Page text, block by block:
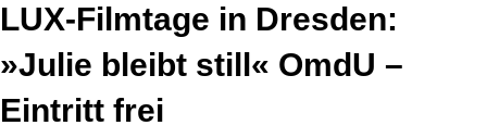
LUX-Filmtage in Dresden:
»Julie bleibt still« OmdU –
Eintritt frei